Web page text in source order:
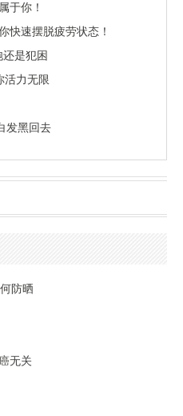
于你！
快速摆脱疲劳状态！
是犯困
活力无限
发黑回去
防晒
无关